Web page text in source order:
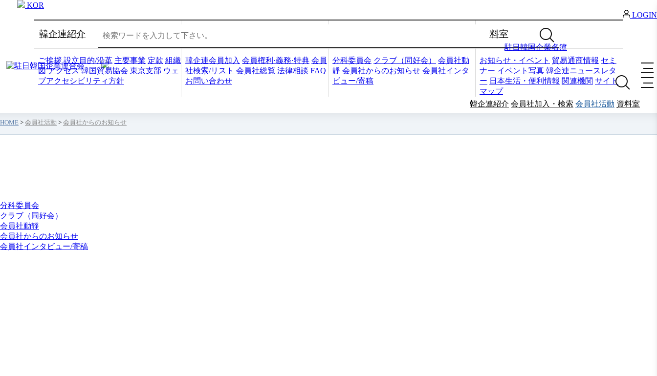
韓企連紹介
ご挨拶 設立目的/沿革 主要事業 定款 組織
図 アクセス 韓国貿易協会 東京支部 ウェ
ブアクセシビリティ方針
会員社加入・検索
韓企連会員加入 会員権利·義務·特典 会員
社検索/リスト 会員社総覧 法律相談 FAQ
お問い合わせ
分科委員会 クラブ（同好会）
会員社動
靜 会員社からのお知らせ 会員社インタ
ビュー/寄稿
資料室
お知らせ・イベント 貿易通商情報 セミ
ナー イベント写真 韓企連ニュースレタ
ー 日本生活・便利情報 関連機関 サイト
マップ
駐日韓国企業名簿
KOR
LOGIN
韓企連紹介 会員社加入・検索 会員社活動 資料室
HOME > 会員社活動 > 会員社からのお知らせ
分科委員会
クラブ（同好会）
会員社動靜
会員社からのお知らせ
会員社インタビュー/寄稿